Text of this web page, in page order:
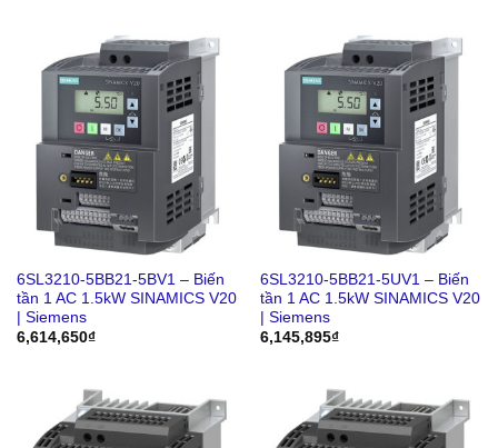
6SL3210-5BB21-5BV1 – Biến
tần 1 AC 1.5kW SINAMICS V20
| Siemens
6,614,650₫
6SL3210-5BB21-5UV1 – Biến
tần 1 AC 1.5kW SINAMICS V20
| Siemens
6,145,895₫